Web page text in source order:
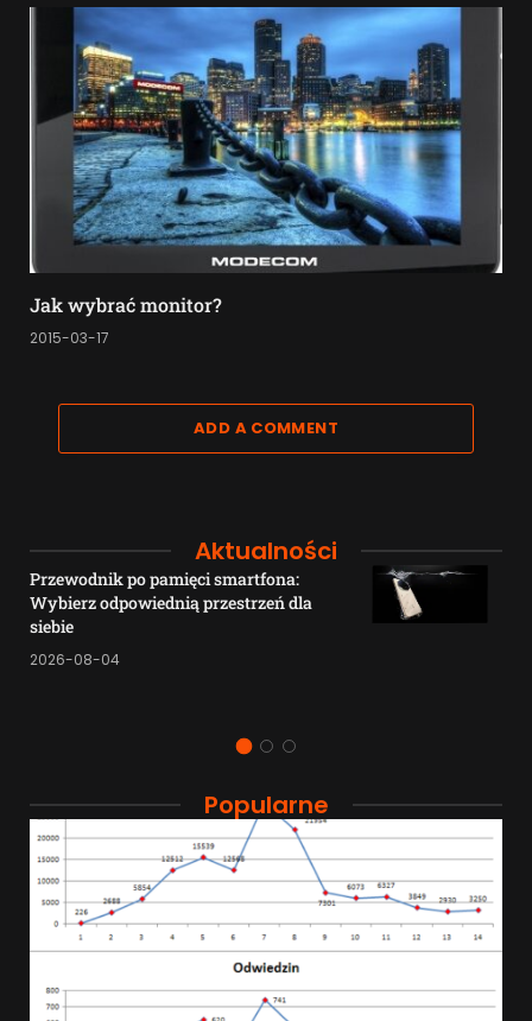
Jak wybrać monitor?
2015-03-17
ADD A COMMENT
Aktualności
Przewodnik po pamięci smartfona:
Wybierz odpowiednią przestrzeń dla
siebie
2026-08-04
Popularne